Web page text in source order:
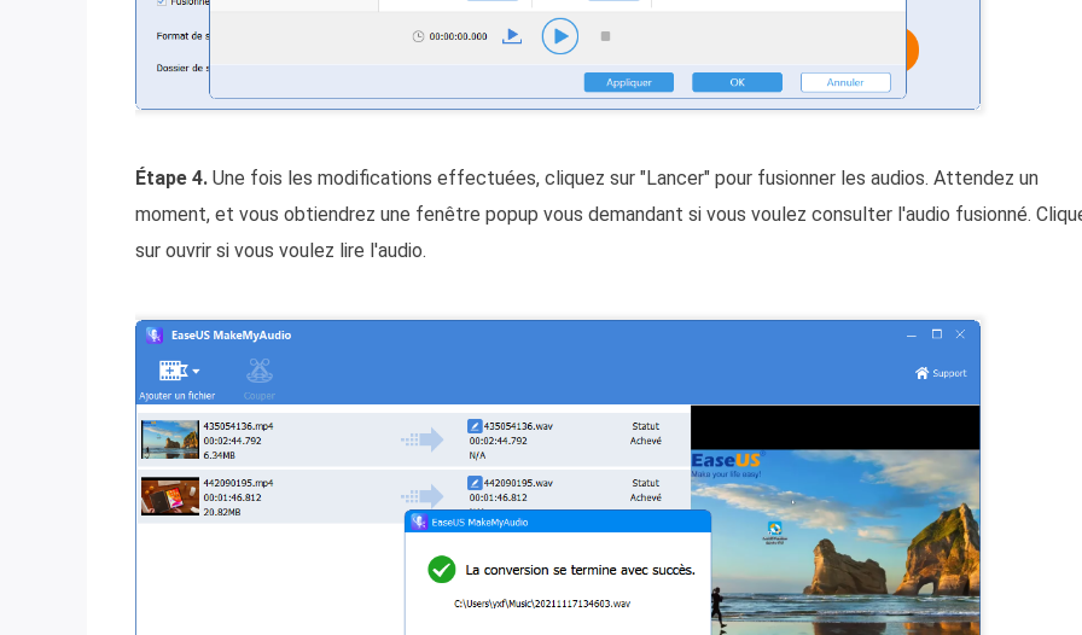
Étape 4. Une fois les modifications effectuées, cliquez sur "Lancer" pour fusionner les audios. Attendez un
moment, et vous obtiendrez une fenêtre popup vous demandant si vous voulez consulter l'audio fusionné.
sur ouvrir si vous voulez lire l'audio.